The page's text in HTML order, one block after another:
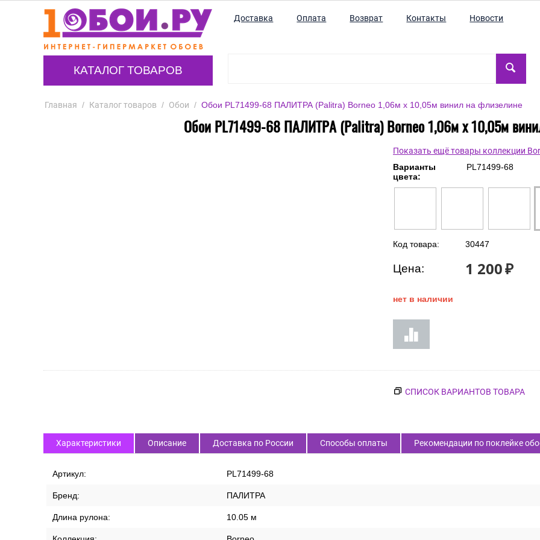
КАТАЛОГ ТОВАРОВ
Доставка Оплата Возврат Контакты Новости
Главная / Каталог товаров / Обои / Обои PL71499-68 ПАЛИТРА (Palitra) Borneo 1,06м х 10,05м винил на флизелине
Обои PL71499-68 ПАЛИТРА (Palitra) Borneo 1,06м х 10,05м
Показать ещё товары коллекции
Варианты
цвета:
PL71499-68
Код товара: 30447
Цена: 1 200₽
нет в наличии
СПИСОК ВАРИАНТОВ ТОВАРА
Характеристики Описание Доставка по России Способы оплаты Рекомендации по поклейке
Артикул: PL71499-68
Бренд: ПАЛИТРА
Длина рулона: 10.05 м